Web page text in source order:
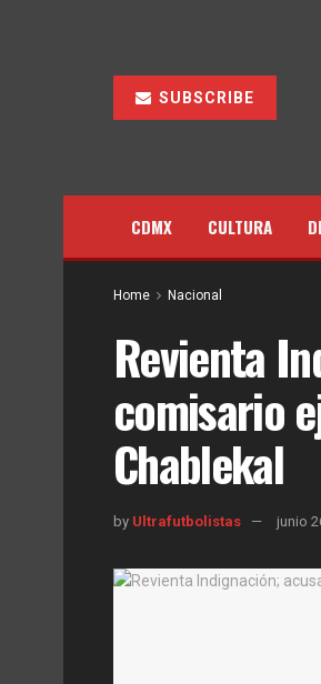
SUBSCRIBE
CDMX CULTURA
Home Nacional
Revienta
comisario
Chablekal
by Ultrafutbolistas junio